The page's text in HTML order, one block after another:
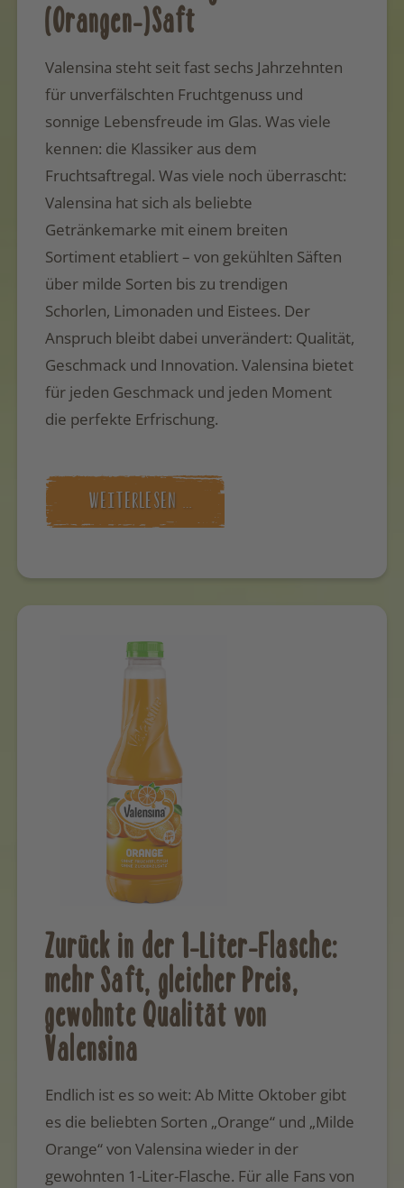
(Orangen-)Saft
Valensina steht seit fast sechs Jahrzehnten
für unverfälschten Fruchtgenuss und
sonnige Lebensfreude im Glas. Was viele
kennen: die Klassiker aus dem
Fruchtsaftregal. Was viele noch überrascht:
Valensina hat sich als beliebte
Getränkemarke mit einem breiten
Sortiment etabliert – von gekühlten Säften
über milde Sorten bis zu trendigen
Schorlen, Limonaden und Eistees. Der
Anspruch bleibt dabei unverändert: Qualität,
Geschmack und Innovation. Valensina bietet
für jeden Geschmack und jeden Moment
die perfekte Erfrischung.
WEITERLESEN …
Zurück in der 1-Liter-Flasche:
mehr Saft, gleicher Preis,
gewohnte Qualität von
Valensina
Endlich ist es so weit: Ab Mitte Oktober gibt
es die beliebten Sorten „Orange“ und „Milde
Orange“ von Valensina wieder in der
gewohnten 1-Liter-Flasche. Für alle Fans von